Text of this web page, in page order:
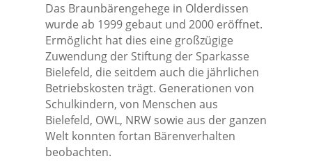
Das Braunbärengehege in Olderdissen
wurde ab 1999 gebaut und 2000 eröffnet.
Ermöglicht hat dies eine großzügige
Zuwendung der Stiftung der Sparkasse
Bielefeld, die seitdem auch die jährlichen
Betriebskosten trägt. Generationen von
Schulkindern, von Menschen aus
Bielefeld, OWL, NRW sowie aus der ganzen
Welt konnten fortan Bärenverhalten
beobachten.